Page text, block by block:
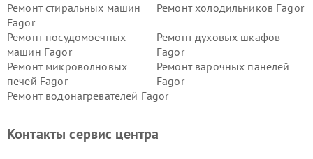
Ремонт стиральных машин
Fagor
Ремонт холодильников Fagor
Ремонт посудомоечных
машин Fagor
Ремонт духовых шкафов
Fagor
Ремонт микроволновых
печей Fagor
Ремонт варочных панелей
Fagor
Ремонт водонагревателей Fagor
Контакты сервис центра